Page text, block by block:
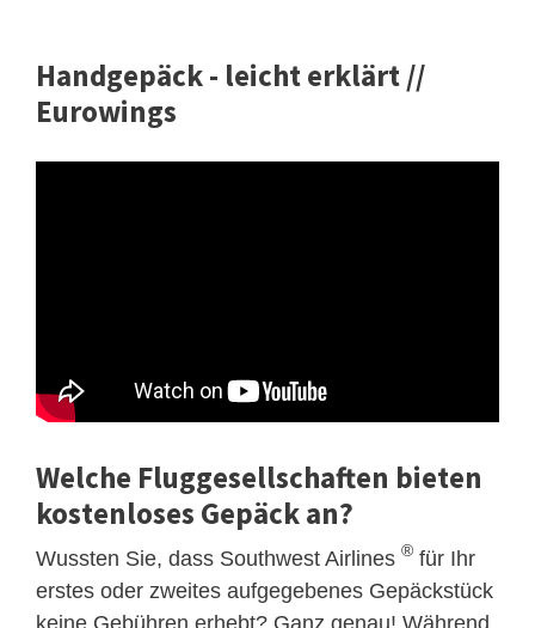
Handgepäck - leicht erklärt //
Eurowings
Welche Fluggesellschaften bieten
kostenloses Gepäck an?
Wussten Sie, dass Southwest Airlines ® für Ihr
erstes oder zweites aufgegebenes Gepäckstück
keine Gebühren erhebt? Ganz genau! Während